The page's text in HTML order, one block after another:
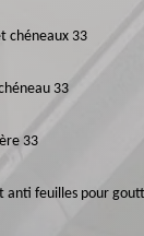
chéneaux 33
33
33
anti feuilles pour